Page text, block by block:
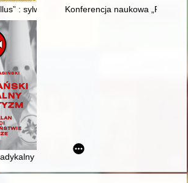
: sylwa (II 2) Andrzeja Trzecieskiego do
Konferencja naukowa
patriotyzm : Ku Klux Klan i naziści w